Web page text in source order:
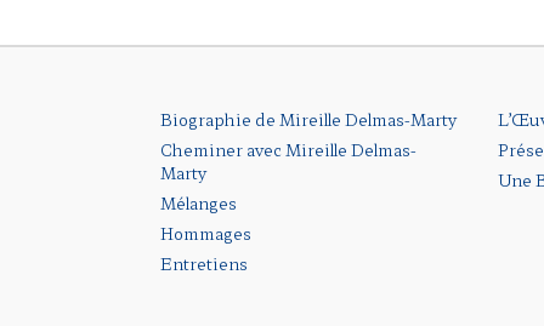
Biographie de Mireille Delmas-Marty
Cheminer avec Mireille Delmas-
Marty
Mélanges
Hommages
Entretiens
Une